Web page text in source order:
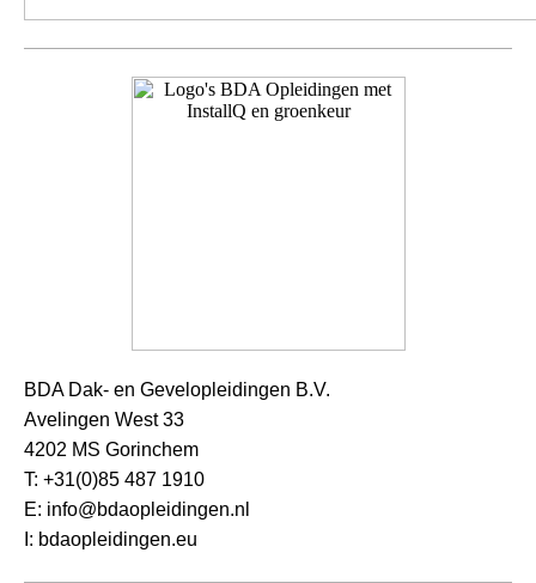
BDA Dak- en Gevelopleidingen B.V.
Avelingen West 33
4202 MS Gorinchem
T: +31(0)85 487 1910
E: info@bdaopleidingen.nl
I: bdaopleidingen.eu